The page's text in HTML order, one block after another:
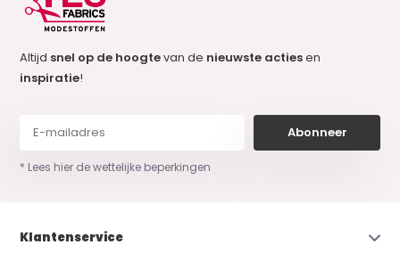
Altijd snel op de hoogtevan de nieuwste actiesen
inspiratie!
Abonneer
* Lees hier de wettelijke beperkingen
Klantenservice